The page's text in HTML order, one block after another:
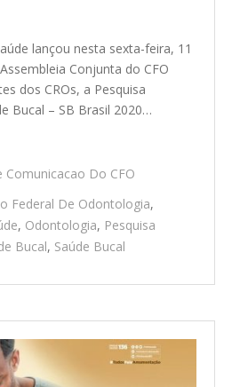
lançou nesta sexta-feira, 11
Conjunta do CFO
dos CROs, a Pesquisa
Bucal – SB Brasil 2020…
Comunicacao Do CFO
Federal De Odontologia,
, Odontologia, Pesquisa
Bucal, Saúde Bucal